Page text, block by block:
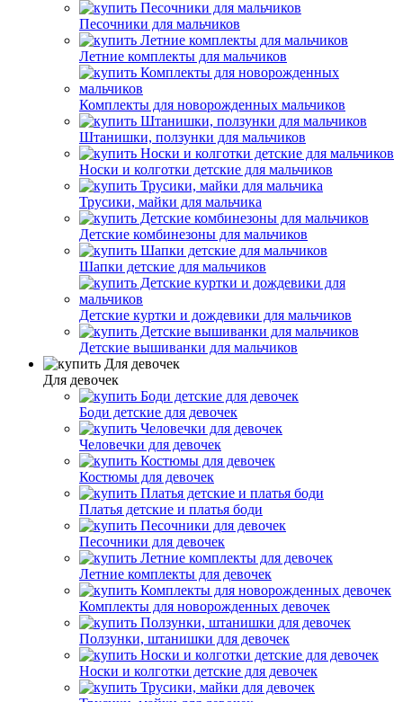
Песочники для мальчиков
Летние комплекты для мальчиков
Комплекты для новорожденных мальчиков
Штанишки, ползунки для мальчиков
Носки и колготки детские для мальчиков
Трусики, майки для мальчика
Детские комбинезоны для мальчиков
Шапки детские для мальчиков
Детские куртки и дождевики для мальчиков
Детские вышиванки для мальчиков
Для девочек
Боди детские для девочек
Человечки для девочек
Костюмы для девочек
Платья детские и платья боди
Песочники для девочек
Летние комплекты для девочек
Комплекты для новорожденных девочек
Ползунки, штанишки для девочек
Носки и колготки детские для девочек